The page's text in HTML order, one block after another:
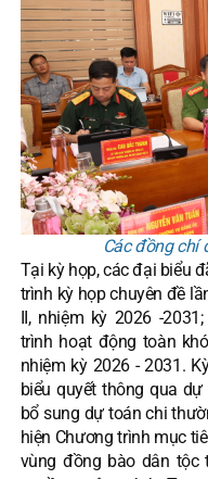
Các đồng chí
Tại kỳ họp, các đại biểu
trình kỳ họp chuyên đề
II, nhiệm kỳ 2026 -
trình hoạt động toàn
nhiệm kỳ 2026 - 2031.
biểu quyết thông qua
bổ sung dự toán chi
hiện Chương trình mục
vùng đồng bào dân tộc